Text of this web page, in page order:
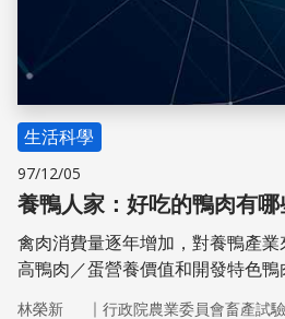
生活科學
97/12/05
養鴨人家：好吃的鴨肉有哪
禽肉消費量逐年增加，對養鴨產
高鴨肉／蛋營養價值和開發特色
林榮新 ｜ 行政院農業委員會畜產試